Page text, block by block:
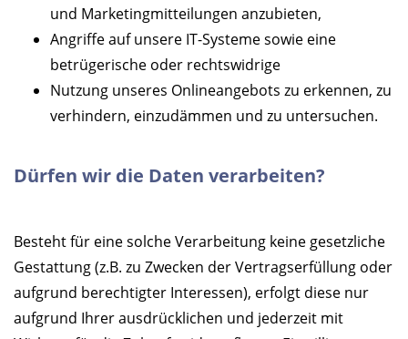
und Marketingmitteilungen anzubieten,
Angriffe auf unsere IT-Systeme sowie eine
betrügerische oder rechtswidrige
Nutzung unseres Onlineangebots zu erkennen, zu
verhindern, einzudämmen und zu untersuchen.
Dürfen wir die Daten verarbeiten?
Besteht für eine solche Verarbeitung keine gesetzliche
Gestattung (z.B. zu Zwecken der Vertragserfüllung oder
aufgrund berechtigter Interessen), erfolgt diese nur
aufgrund Ihrer ausdrücklichen und jederzeit mit